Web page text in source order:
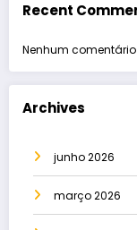
Recent
Nenhum
Archives
junho 2026
março 2026